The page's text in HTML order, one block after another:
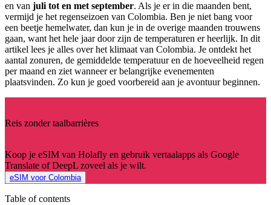
en van juli tot en met september. Als je er in die maanden bent,
vermijd je het regenseizoen van Colombia. Ben je niet bang voor
een beetje hemelwater, dan kun je in de overige maanden trouwens
gaan, want het hele jaar door zijn de temperaturen er heerlijk. In dit
artikel lees je alles over het klimaat van Colombia. Je ontdekt het
aantal zonuren, de gemiddelde temperatuur en de hoeveelheid regen
per maand en ziet wanneer er belangrijke evenementen
plaatsvinden. Zo kun je goed voorbereid aan je avontuur beginnen.
Reis zonder taalbarrières
Koop je eSIM van Holafly en gebruik vertaalapps als Google
Translate of DeepL zoveel als je wilt.
eSIM voor Colombia
Table of contents